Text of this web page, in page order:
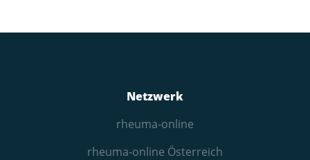
Netzwerk
rheuma-online
rheuma-online Österreich